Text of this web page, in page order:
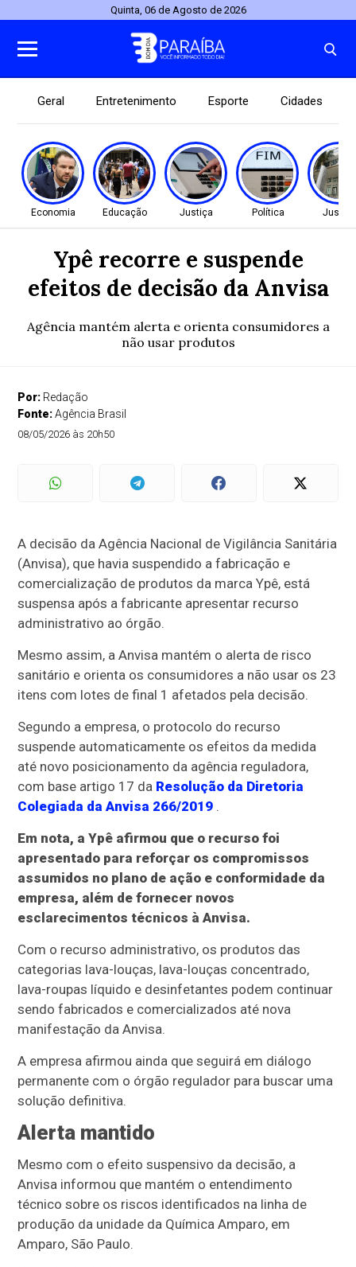
Quinta, 06 de Agosto de 2026
Geral Entretenimento Esporte Cidades
Economia Educação Justiça Política Justiça
Ypê recorre e suspende
efeitos de decisão da Anvisa
Agência mantém alerta e orienta consumidores a
não usar produtos
Por: Redação
Fonte:Agência Brasil
08/05/2026 às 20h50
A decisão da Agência Nacional de Vigilância Sanitária
(Anvisa), que havia suspendido a fabricação e
comercialização de produtos da marca Ypê, está
suspensa após a fabricante apresentar recurso
administrativo ao órgão.
Mesmo assim, a Anvisa mantém o alerta de risco
sanitário e orienta os consumidores a não usar os 23
itens com lotes de final 1 afetados pela decisão.
Segundo a empresa, o protocolo do recurso
suspende automaticamente os efeitos da medida
até novo posicionamento da agência reguladora,
com base artigo 17 da Resolução da Diretoria
Colegiada da Anvisa 266/2019 .
Em nota, a Ypê afirmou que o recurso foi
apresentado para reforçar os compromissos
assumidos no plano de ação e conformidade da
empresa, além de fornecer novos
esclarecimentos técnicos à Anvisa.
Com o recurso administrativo, os produtos das
categorias lava-louças, lava-louças concentrado,
lava-roupas líquido e desinfetantes podem continuar
sendo fabricados e comercializados até nova
manifestação da Anvisa.
A empresa afirmou ainda que seguirá em diálogo
permanente com o órgão regulador para buscar uma
solução definitiva.
Alerta mantido
Mesmo com o efeito suspensivo da decisão, a
Anvisa informou que mantém o entendimento
técnico sobre os riscos identificados na linha de
produção da unidade da Química Amparo, em
Amparo, São Paulo.